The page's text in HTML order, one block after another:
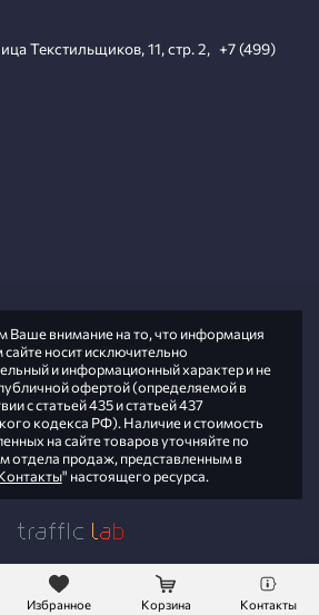
Текстильщиков, 11, стр. 2, +7 (499)
внимание на то, что информация
носит исключительно
и информационный характер и не
офертой (определяемой в
с статьей 435 и статьей 437
кодекса РФ). Наличие и стоимость
на сайте товаров уточняйте по
отдела продаж, представленным в
" настоящего ресурса.
Избранное Корзина Контакты